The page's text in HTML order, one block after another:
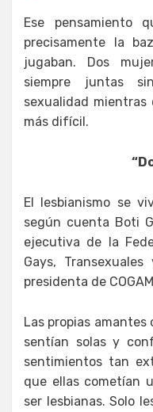
Ese pensamiento
precisamente la
jugaban. Dos
siempre juntas
sexualidad
más difícil.
El lesbianismo se
según cuenta Boti
ejecutiva de la
Gays,
presidenta de
Las propias amantes
sentían solas y
sentimientos tan
que ellas cometían
ser lesbianas. Solo